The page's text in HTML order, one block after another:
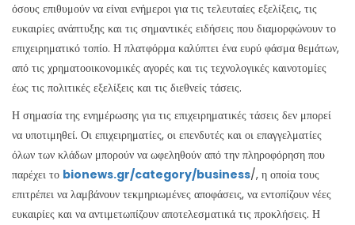
όσους επιθυμούν να είναι ενήμεροι για τις τελευταίες εξελίξεις, τις
ευκαιρίες ανάπτυξης και τις σημαντικές ειδήσεις που διαμορφώνουν το
επιχειρηματικό τοπίο. Η πλατφόρμα καλύπτει ένα ευρύ φάσμα θεμάτων,
από τις χρηματοοικονομικές αγορές και τις τεχνολογικές καινοτομίες
έως τις πολιτικές εξελίξεις και τις διεθνείς τάσεις.
Η σημασία της ενημέρωσης για τις επιχειρηματικές τάσεις δεν μπορεί
να υποτιμηθεί. Οι επιχειρηματίες, οι επενδυτές και οι επαγγελματίες
όλων των κλάδων μπορούν να ωφεληθούν από την πληροφόρηση που
παρέχει το bionews.gr/category/business/, η οποία τους
επιτρέπει να λαμβάνουν τεκμηριωμένες αποφάσεις, να εντοπίζουν νέες
ευκαιρίες και να αντιμετωπίζουν αποτελεσματικά τις προκλήσεις. Η